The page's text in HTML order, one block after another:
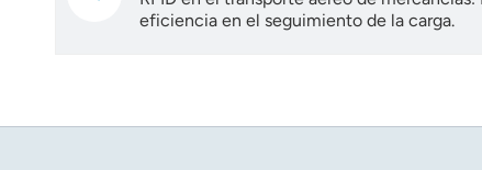
eficiencia en el seguimiento de la carga.